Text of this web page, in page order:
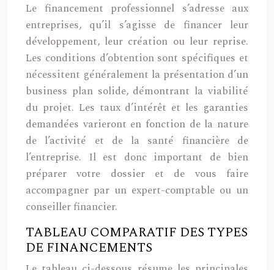
Le financement professionnel s’adresse aux
entreprises, qu’il s’agisse de financer leur
développement, leur création ou leur reprise.
Les conditions d’obtention sont spécifiques et
nécessitent généralement la présentation d’un
business plan solide, démontrant la viabilité
du projet. Les taux d’intérêt et les garanties
demandées varieront en fonction de la nature
de l’activité et de la santé financière de
l’entreprise. Il est donc important de bien
préparer votre dossier et de vous faire
accompagner par un expert-comptable ou un
conseiller financier.
TABLEAU COMPARATIF DES TYPES
DE FINANCEMENTS